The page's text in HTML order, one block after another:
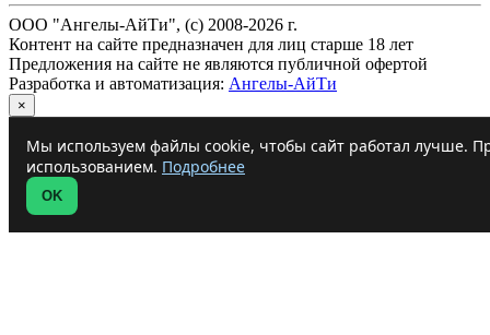
ООО "Ангелы-АйТи", (c) 2008-2026 г.
Контент на сайте предназначен для лиц старше 18 лет
Предложения на сайте не являются публичной офертой
Разработка и автоматизация: Ангелы-АйТи
×
Мы используем файлы cookie, чтобы сайт работал лучше.
использованием. Подробнее
OK